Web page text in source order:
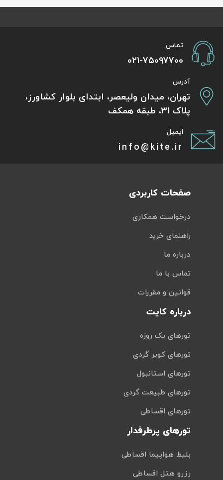
تماس
021-75097700
آدرس
تهران، میدان ولیعصر، ابتدای بلوار کشاورز،
پلاک 31، طبقه همکف
ایمیل
info@kite.ir
صفحات کاربردی
درخواست همکاری
راهنمای خرید
درباره ما
تماس با ما
قوانین و مقررات
درباره کایت
تورهای یک روزه
تورهای کویر گردی
تورهای استانبول
تورهای طبیعت گردی
تورهای اقساطی
تورهای پرطرفدار
بلیط هواپیما اقساطی
رزرو هتل اقساطی